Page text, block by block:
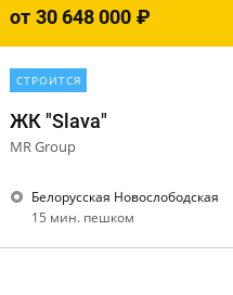
от 30 648 000 ₽
СТРОИТСЯ
ЖК "Slava"
MR Group
Белорусская Новослободская
15 мин. пешком